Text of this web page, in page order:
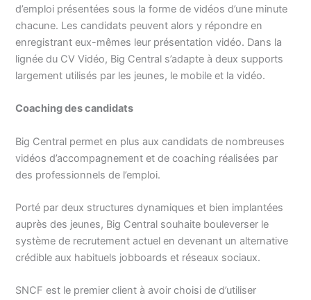
d’emploi présentées sous la forme de vidéos d’une minute
chacune. Les candidats peuvent alors y répondre en
enregistrant eux-mêmes leur présentation vidéo. Dans la
lignée du CV Vidéo, Big Central s’adapte à deux supports
largement utilisés par les jeunes, le mobile et la vidéo.
Coaching des candidats
Big Central permet en plus aux candidats de nombreuses
vidéos d’accompagnement et de coaching réalisées par
des professionnels de l’emploi.
Porté par deux structures dynamiques et bien implantées
auprès des jeunes, Big Central souhaite bouleverser le
système de recrutement actuel en devenant un alternative
crédible aux habituels jobboards et réseaux sociaux.
SNCF est le premier client à avoir choisi de d’utiliser